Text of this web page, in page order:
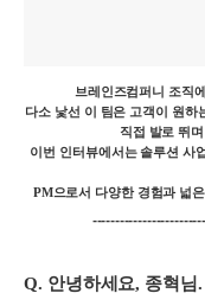
브레인즈컴퍼니 조직
다소 낯선 이 팀은 고객이 원하
직접 발로 뛰
이번 인터뷰에서는 솔루션 사
PM으로서 다양한 경험과 넓
Q. 안녕하세요, 종혁님.